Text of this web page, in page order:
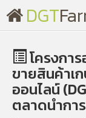
DGT
โครงกา
ขายสินค้าเ
ออนไลน์
ตลาดนำกา